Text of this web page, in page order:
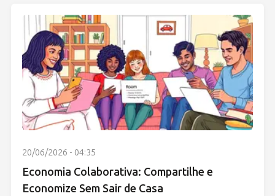
20/06/2026 - 04:35
Economia Colaborativa: Compartilhe e
Economize Sem Sair de Casa